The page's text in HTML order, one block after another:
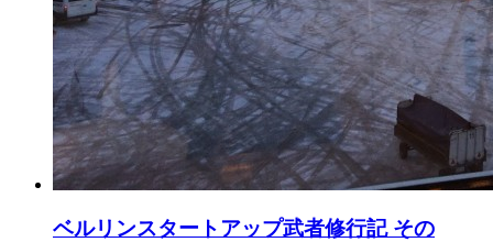
ベルリンスタートアップ武者修行記 その